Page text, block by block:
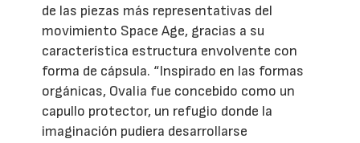
de las piezas más representativas del
movimiento Space Age, gracias a su
característica estructura envolvente con
forma de cápsula. “Inspirado en las formas
orgánicas, Ovalia fue concebido como un
capullo protector, un refugio donde la
imaginación pudiera desarrollarse